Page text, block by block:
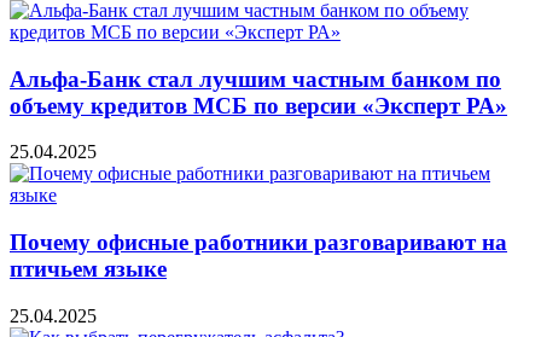
Альфа-Банк стал лучшим частным банком по
объему кредитов МСБ по версии «Эксперт РА»
25.04.2025
Почему офисные работники разговаривают на
птичьем языке
25.04.2025